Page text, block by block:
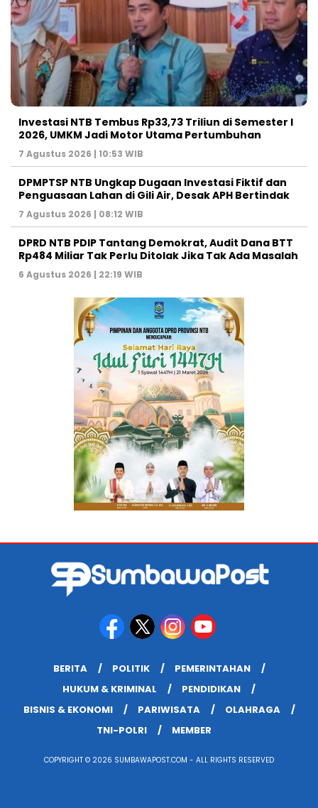
Investasi NTB Tembus Rp33,73 Triliun di Semester I
2026, UMKM Jadi Motor Utama Pertumbuhan
7 Agustus 2026 | 10:53 WIB
DPMPTSP NTB Ungkap Dugaan Investasi Fiktif dan
Penguasaan Lahan di Gili Air, Desak APH Bertindak
7 Agustus 2026 | 08:12 WIB
DPRD NTB PDIP Tantang Demokrat, Audit Dana BTT
Rp484 Miliar Tak Perlu Ditolak Jika Tak Ada Masalah
6 Agustus 2026 | 22:19 WIB
BERITA POLITIK
PEMERINTAHAN
HUKUM & KRIMINAL
PENDIDIKAN
BISNIS & EKONOMI
PARIWISATA
OLAHRAGA
TNI-POLRI
MEMBER
COPYRIGHT © 2026 SUMBAWAPOST.COM - ALL RIGHTS RESERVED